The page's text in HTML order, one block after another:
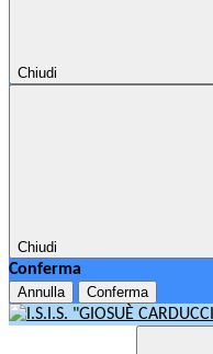
Chiudi
Chiudi
Conferma
Annulla Conferma